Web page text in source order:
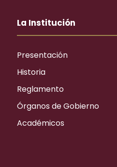
La Institución
Presentación
Historia
Reglamento
Órganos de Gobierno
Académicos